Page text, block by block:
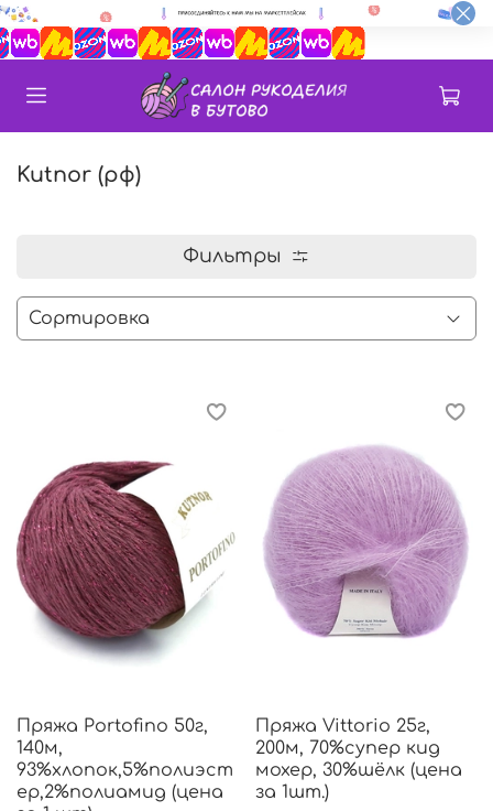
Kutnor (рф)
Фильтры
Пряжа Portofino 50г,
140м,
93%хлопок,5%полиэст
ер,2%полиамид (цена
Пряжа Vittorio 25г,
200м, 70%супер кид
мохер, 30%шёлк (цена
за 1шт.)